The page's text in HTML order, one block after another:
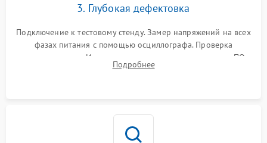
3. Глубокая дефектовка
Подключение к тестовому стенду. Замер напряжений на всех
фазах питания с помощью осциллографа. Проверка
инициализации. Использование специализированного ПО
MATS
Подробнее